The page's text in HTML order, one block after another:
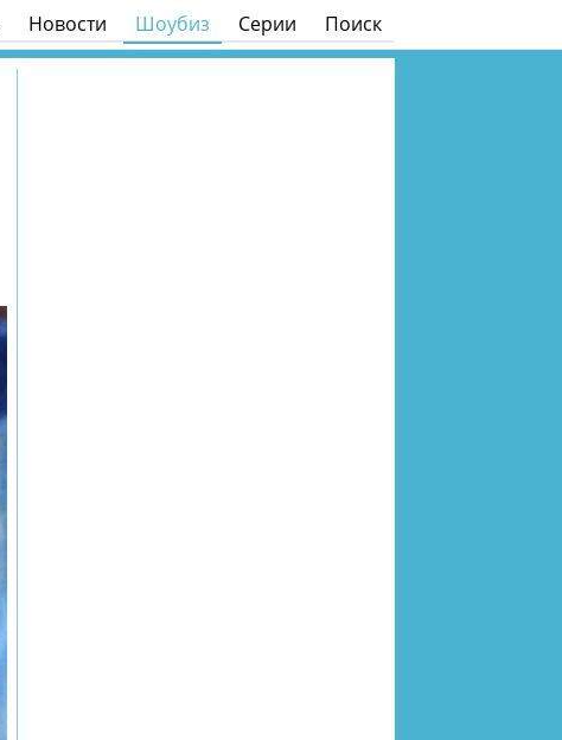
Новости Шоубиз Серии Поиск